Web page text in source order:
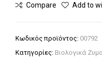
Compare Add to
Κωδικός προϊόντος: 00792
Κατηγορίες: Βιολογικά